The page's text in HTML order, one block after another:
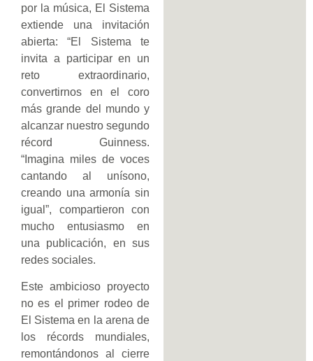
por la música, El Sistema
extiende una invitación
abierta: “El Sistema te
invita a participar en un
reto extraordinario,
convertirnos en el coro
más grande del mundo y
alcanzar nuestro segundo
récord Guinness.
“Imagina miles de voces
cantando al unísono,
creando una armonía sin
igual”, compartieron con
mucho entusiasmo en
una publicación, en sus
redes sociales.
Este ambicioso proyecto
no es el primer rodeo de
El Sistema en la arena de
los récords mundiales,
remontándonos al cierre